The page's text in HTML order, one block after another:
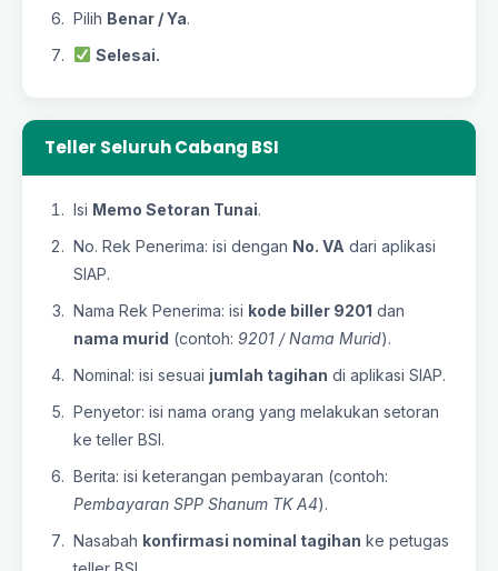
Pilih Benar / Ya.
Selesai.
Teller Seluruh Cabang BSI
Isi Memo Setoran Tunai.
No. Rek Penerima: isi dengan No. VA dari aplikasi
SIAP.
Nama Rek Penerima: isi kode biller 9201 dan
nama murid (contoh: 9201 / Nama Murid).
Nominal: isi sesuai jumlah tagihan di aplikasi SIAP.
Penyetor: isi nama orang yang melakukan setoran
ke teller BSI.
Berita: isi keterangan pembayaran (contoh:
Pembayaran SPP Shanum TK A4).
Nasabah konfirmasi nominal tagihan ke petugas